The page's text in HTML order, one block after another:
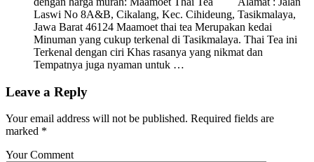
Laswi No 8A&B, Cikalang, Kec. Cihideung, Tasikmalaya,
Jawa Barat 46124 Maamoet thai tea Merupakan kedai
Minuman yang cukup terkenal di Tasikmalaya. Thai Tea ini
Terkenal dengan ciri Khas rasanya yang nikmat dan
Tempatnya juga nyaman untuk …
Leave a Reply
Your email address will not be published. Required fields are
marked *
Your Comment